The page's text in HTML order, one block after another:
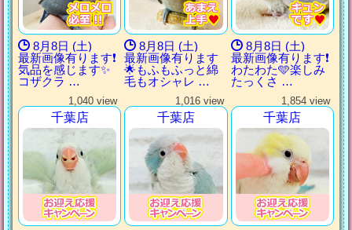
8月8日 (土)
最新画像有ります❗️
気品を感じます✨
コザクラ …
8月8日 (土)
最新画像有ります
🌟もふもふっと綿
毛もオシャレ …
8月8日 (土)
最新画像有ります❗️
わたわた🩵楽しみ
たっくさ …
1,040 view
千葉店
1,016 view
千葉店
1,854 view
千葉店